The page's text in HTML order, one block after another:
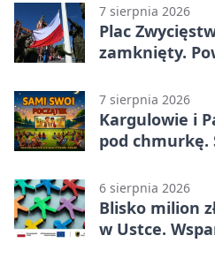
7 sierpnia 2026
Plac
zamknięty.
7 sierpnia 2026
Kargulowie i
pod chmurkę.
6 sierpnia 2026
Blisko milion
w Ustce.